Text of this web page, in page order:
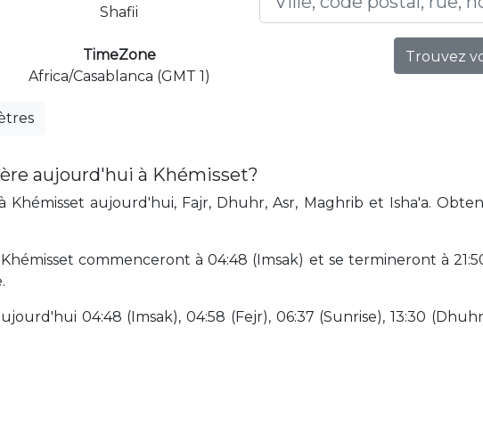
Shafii
TimeZone
Africa/Casablanca (GMT 1)
Trouvez
aujourd'hui à Khémisset?
Khémisset aujourd'hui, Fajr, Dhuhr, Asr, Maghrib et Isha'a.
commenceront à 04:48 (Imsak) et se termineront à
04:48 (Imsak), 04:58 (Fejr), 06:37 (Sunrise), 13:30